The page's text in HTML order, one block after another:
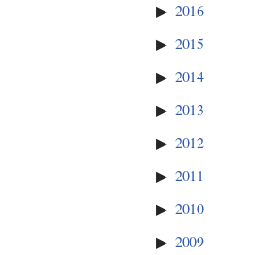
2016
2015
2014
2013
2012
2011
2010
2009